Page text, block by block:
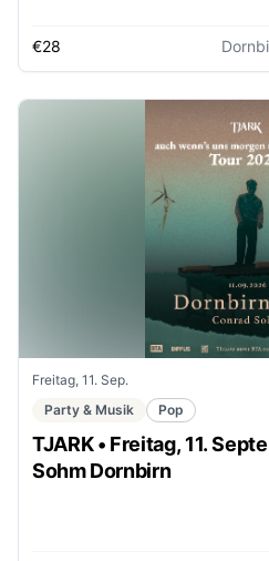
€28
Freitag, 11. Sep.
Party & Musik
Pop
TJARK • Freitag, 11.
Sohm Dornbirn